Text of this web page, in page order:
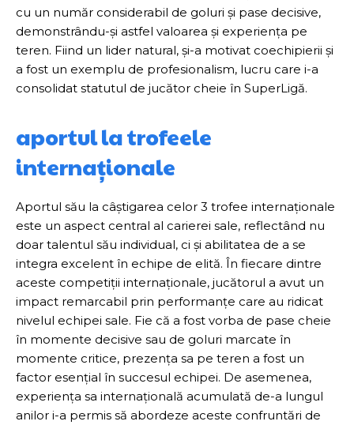
cu un număr considerabil de goluri și pase decisive,
demonstrându-și astfel valoarea și experiența pe
teren. Fiind un lider natural, și-a motivat coechipierii și
a fost un exemplu de profesionalism, lucru care i-a
consolidat statutul de jucător cheie în SuperLigă.
aportul la trofeele
internaționale
Aportul său la câștigarea celor 3 trofee internaționale
este un aspect central al carierei sale, reflectând nu
doar talentul său individual, ci și abilitatea de a se
integra excelent în echipe de elită. În fiecare dintre
aceste competiții internaționale, jucătorul a avut un
impact remarcabil prin performanțe care au ridicat
nivelul echipei sale. Fie că a fost vorba de pase cheie
în momente decisive sau de goluri marcate în
momente critice, prezența sa pe teren a fost un
factor esențial în succesul echipei. De asemenea,
experiența sa internațională acumulată de-a lungul
anilor i-a permis să abordeze aceste confruntări de